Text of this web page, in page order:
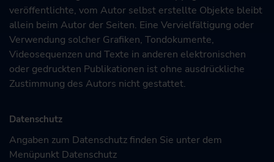
veröffentlichte, vom Autor selbst erstellte Objekte bleibt
allein beim Autor der Seiten. Eine Vervielfältigung oder
Verwendung solcher Grafiken, Tondokumente,
Videosequenzen und Texte in anderen elektronischen
oder gedruckten Publikationen ist ohne ausdrückliche
Zustimmung des Autors nicht gestattet.
Datenschutz
Angaben zum Datenschutz finden Sie unter dem
Menüpunkt Datenschutz